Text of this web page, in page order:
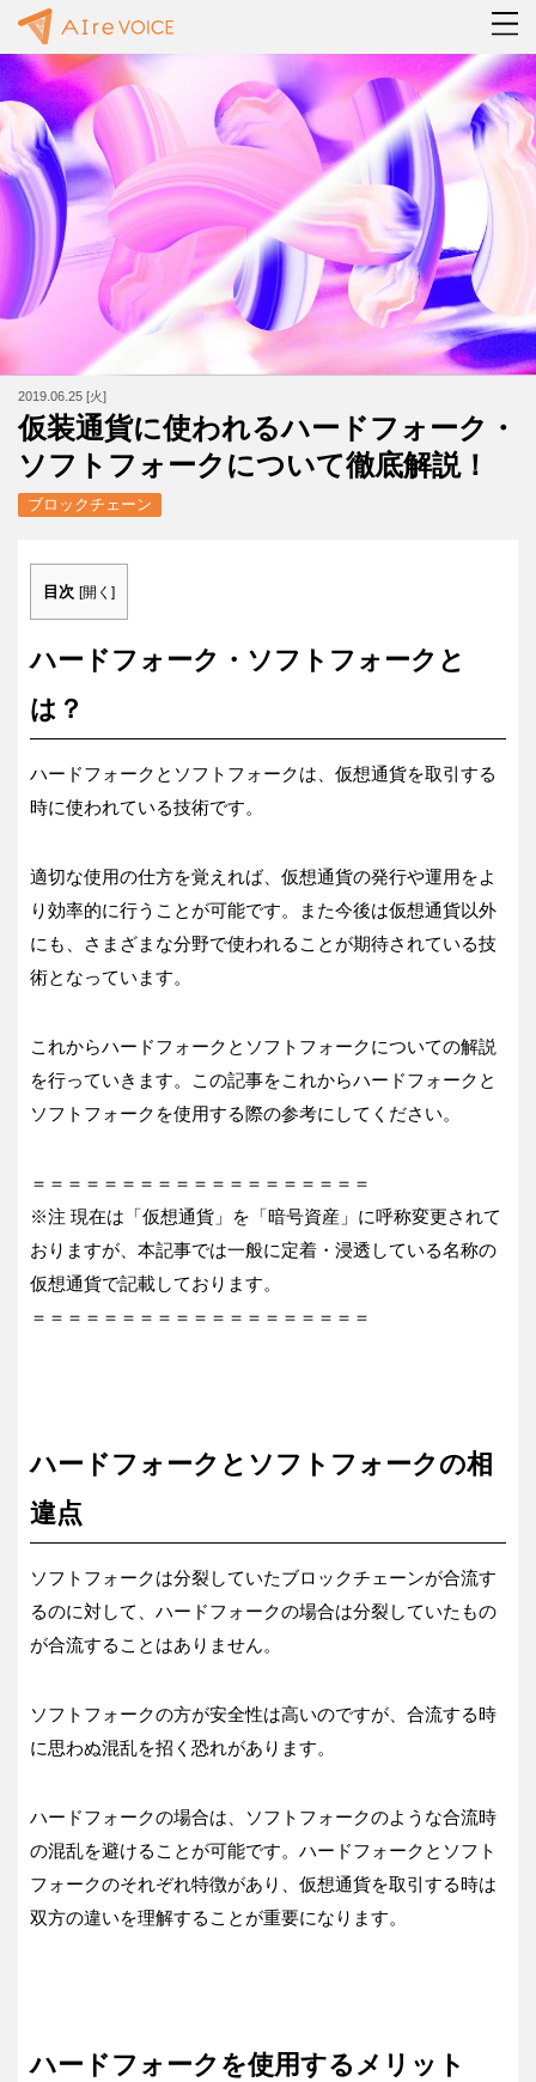
2019.06.25 [火]
仮装通貨に使われるハードフォーク・
ソフトフォークについて徹底解説！
ブロックチェーン
目次 [開く ]
ハードフォーク・ソフトフォークと
は？
ハードフォークとソフトフォークは、仮想通貨を取引する
時に使われている技術です。
適切な使用の仕方を覚えれば、仮想通貨の発行や運用をよ
り効率的に行うことが可能です。また今後は仮想通貨以外
にも、さまざまな分野で使われることが期待されている技
術となっています。
これからハードフォークとソフトフォークについての解説
を行っていきます。この記事をこれからハードフォークと
ソフトフォークを使用する際の参考にしてください。
＝＝＝＝＝＝＝＝＝＝＝＝＝＝＝＝＝＝＝
※注 現在は「仮想通貨」を「暗号資産」に呼称変更されて
おりますが、本記事では一般に定着・浸透している名称の
仮想通貨で記載しております。
＝＝＝＝＝＝＝＝＝＝＝＝＝＝＝＝＝＝＝
ハードフォークとソフトフォークの相
違点
ソフトフォークは分裂していたブロックチェーンが合流す
るのに対して、ハードフォークの場合は分裂していたもの
が合流することはありません。
ソフトフォークの方が安全性は高いのですが、合流する時
に思わぬ混乱を招く恐れがあります。
ハードフォークの場合は、ソフトフォークのような合流時
の混乱を避けることが可能です。ハードフォークとソフト
フォークのそれぞれ特徴があり、仮想通貨を取引する時は
双方の違いを理解することが重要になります。
ハードフォークを使用するメリット